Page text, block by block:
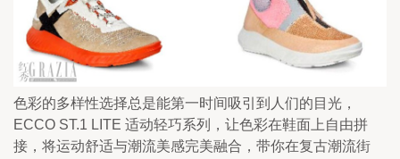
色彩的多样性选择总是能第一时间吸引到人们的目光，
ECCO ST.1 LITE 适动轻巧系列，让色彩在鞋面上自由拼
接，将运动舒适与潮流美感完美融合，带你在复古潮流街